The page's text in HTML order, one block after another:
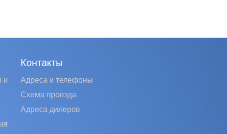
и
Контакты
Адреса и телефоны
Схема проезда
Адреса дилеров